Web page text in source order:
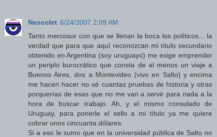
Nescolet 6/24/2007 2:09 AM
Tanto mercosur con que se llenan la boca los políticos... la
verdad que para que aquí reconozcan mi título secundario
obtenido en Argentina (soy uruguayo) me exige emprender
un periplo burocrático que consta de al menos un viaje a
Buenos Aires, dos a Montevideo (vivo en Salto) y encima
me hacen hacer no sé cuantas pruebas de historia y otras
porquerías de esas que no me van a servir para nada a la
hora de buscar trabajo. Ah, y el mismo consulado de
Uruguay, para ponerle el sello a mi título ya me quiere
cobrar unos cincuanta dólares.
Si a eso le sumo que en la universidad pública de Salto no